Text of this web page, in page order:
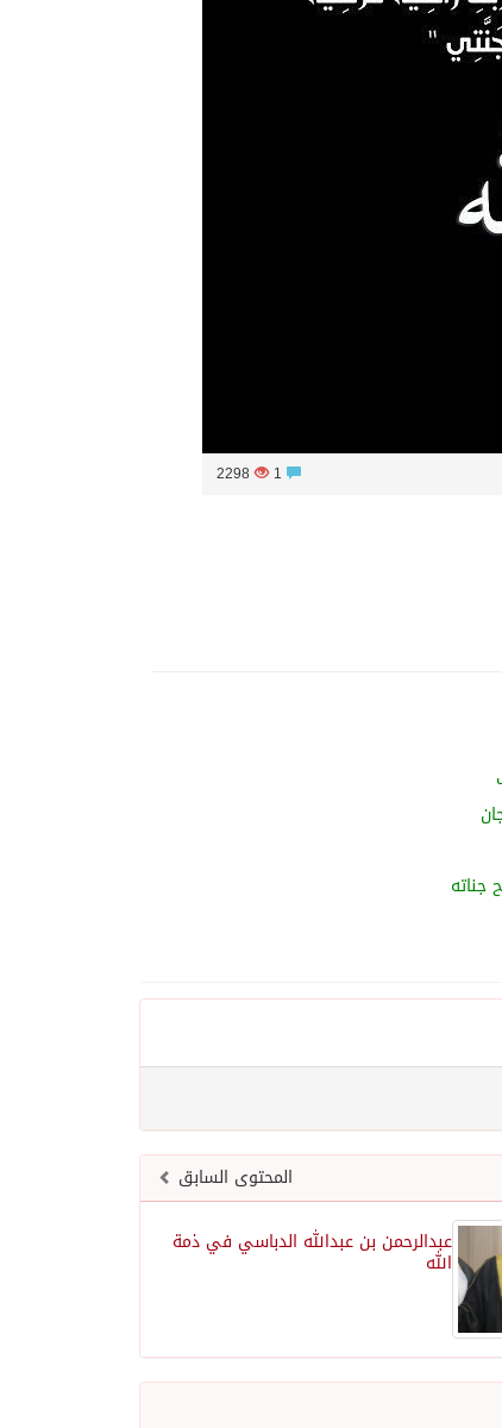
2298
جناته
المحتوى السابق
عبدالرحمن بن عبدالله الدباسي في ذمة
الله